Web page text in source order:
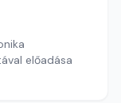
előadása